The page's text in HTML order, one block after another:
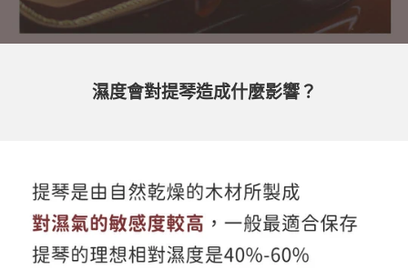
濕度會對提琴造成什麼影響？